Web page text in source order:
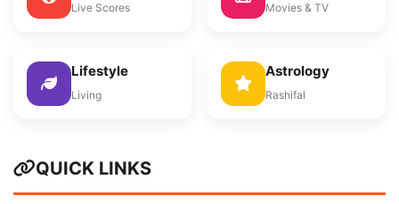
Live Scores Movies & TV
Lifestyle
Living
Astrology
Rashifal
QUICK LINKS